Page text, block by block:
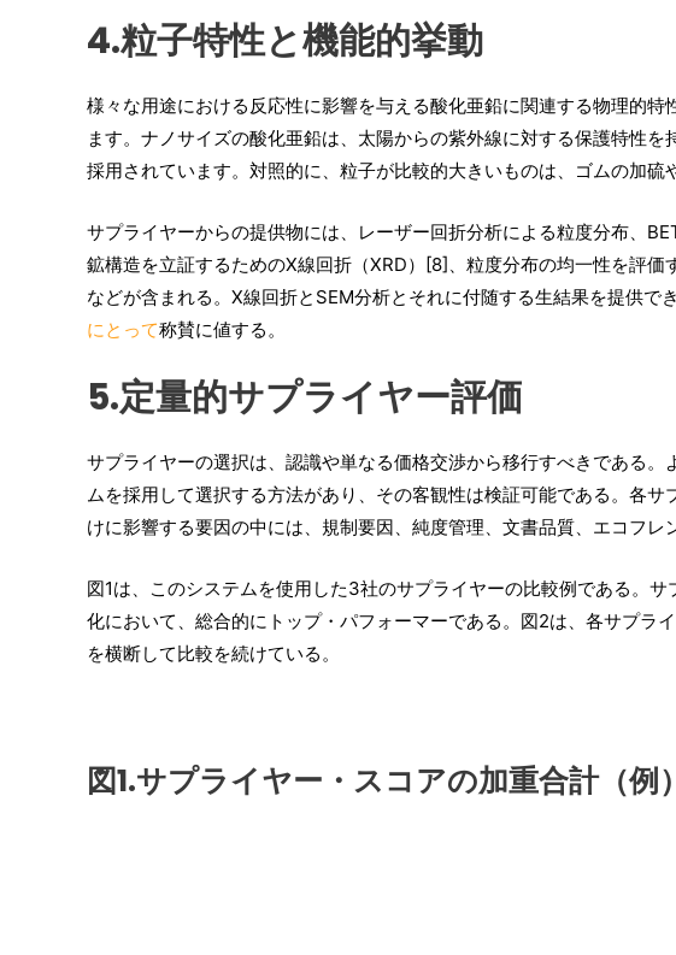
4.粒子特性と機能的挙動
様々な用途における反応性に影響を与える酸化亜鉛に関連する物理的特
ます。ナノサイズの酸化亜鉛は、 太陽からの紫外線に対する保護特性を
採用されています。対照的に、粒子が比較的大きいものは、ゴムの加硫
サプライヤーからの提供物には、レーザー回折分析による粒度分布、
鉱構造を立証するためのX線回折（XRD）[8]、粒度分布の均一性を評価
などが含まれる。X線回折とSEM分析とそれに付随する生結果を提供で
にとって称賛に値する。
5.定量的サプライヤー評価
サプライヤーの選択は、認識や単なる価格交渉から移行すべきである
ムを採用して選択する方法があり、その客観性は検証可能である。各
けに影響する要因の中には、規制要因、純度管理、文書品質、エコフレ
図1は、このシステムを使用した3社のサプライヤーの比較例である。
化において、総合的にトップ・パフォーマーである。図2は、各サプラ
を横断して比較を続けている。
図1.サプライヤー・スコアの加重合計（例）